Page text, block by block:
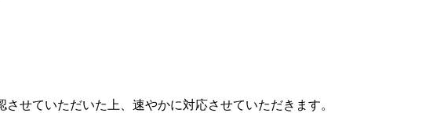
せていただいた上、速やかに対応させていただきます。